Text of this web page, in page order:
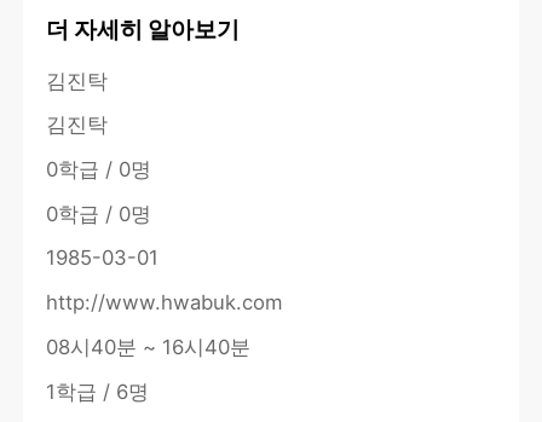
더 자세히 알아보기
김진탁
김진탁
0학급 / 0명
0학급 / 0명
1985-03-01
http://www.hwabuk.com
08시40분 ~ 16시40분
1학급 / 6명